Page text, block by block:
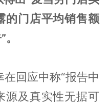
的门店平均销售额
回应中称“报告中
源及真实性无据可